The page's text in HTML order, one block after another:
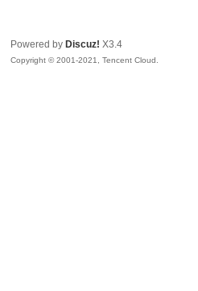
Powered by Discuz! X3.4
Copyright © 2001-2021, Tencent Cloud.